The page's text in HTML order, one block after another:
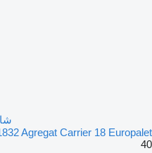
Agregat Carrier 18 Europalet
40